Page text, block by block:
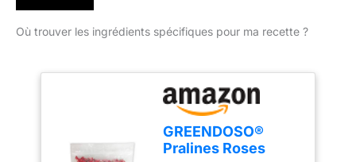
Où trouver les ingrédients spécifiques pour ma recette ?
GREENDOSO®
Pralines Roses